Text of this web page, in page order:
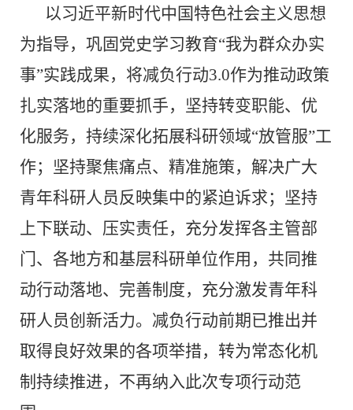
以习近平新时代中国特色社会主义思想
为指导，巩固党史学习教育“我为群众办实
事”实践成果，将减负行动3.0作为推动政策
扎实落地的重要抓手，坚持转变职能、优
化服务，持续深化拓展科研领域“放管服”工
作；坚持聚焦痛点、精准施策，解决广大
青年科研人员反映集中的紧迫诉求；坚持
上下联动、压实责任，充分发挥各主管部
门、各地方和基层科研单位作用，共同推
动行动落地、完善制度，充分激发青年科
研人员创新活力。减负行动前期已推出并
取得良好效果的各项举措，转为常态化机
制持续推进，不再纳入此次专项行动范